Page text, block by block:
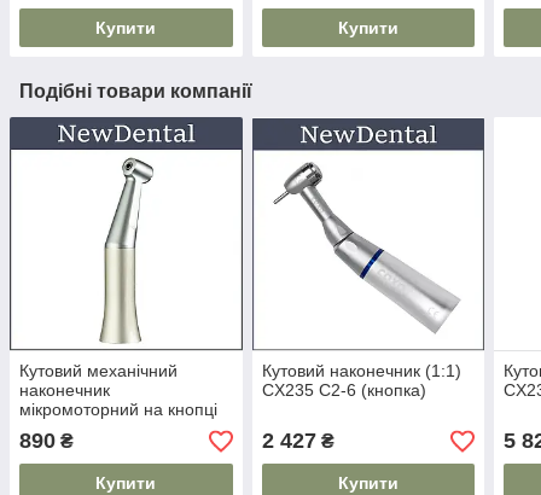
Купити Купити
Подібні товари компанії
Кутовий механічний
наконечник
мікромоторний на кнопці
890 ₴
Купити
Кутовий наконечник (1:1)
CX235 C2-6 (кнопка)
2 427₴
Купити
5